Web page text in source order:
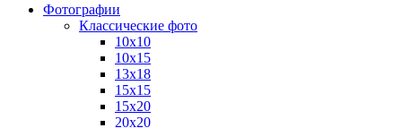
Фотографии
Классические фото
10х10
10х15
13х18
15х15
15х20
20х20